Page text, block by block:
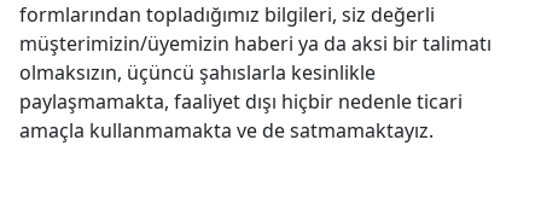
formlarından topladığımız bilgileri, siz değerli
müşterimizin/üyemizin haberi ya da aksi bir talimatı
olmaksızın, üçüncü şahıslarla kesinlikle
paylaşmamakta, faaliyet dışı hiçbir nedenle ticari
amaçla kullanmamakta ve de satmamaktayız.